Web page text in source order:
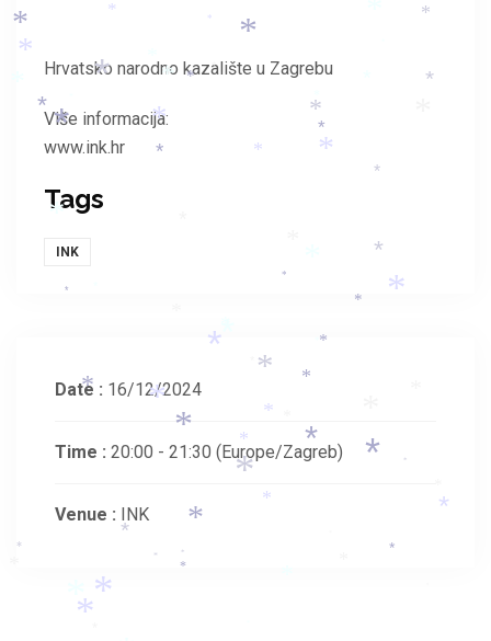
Hrvatsko narodno kazalište u Zagrebu
Više informacija:
www.ink.hr
Tags
INK
Date : 16/12/2024
Time : 20:00 - 21:30 (Europe/Zagreb)
Venue : INK
*
*
*
*
*
*
*
*
*
*
*
* *
*
*
*
*
*
*
*
*
*
*
*
*
*
*
*
*
*
*
*
*
*
*
*
*
*
*
*
*
*
*
*
*
*
*
*
*
*
*
*
*
*
*